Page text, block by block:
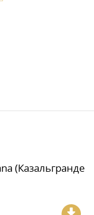
(Казальгранде